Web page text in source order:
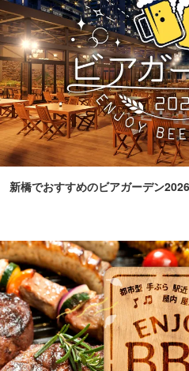
新橋でおすすめのビアガーデン2026